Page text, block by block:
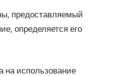
предоставляемый
определяется его
на использование